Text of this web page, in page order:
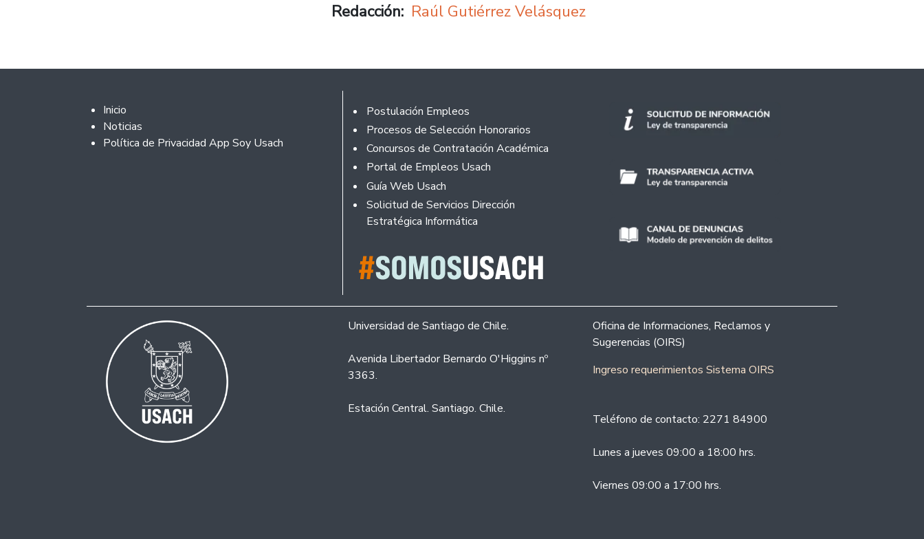
Redacción Raúl Gutiérrez Velásquez
Footer 2
Inicio
Noticias
Política de Privacidad App Soy Usach
Footer
Postulación Empleos
Procesos de Selección Honorarios
Concursos de Contratación Académica
Portal de Empleos Usach
Guía Web Usach
Solicitud de Servicios Dirección
Estratégica Informática
Universidad de Santiago de Chile.
Avenida Libertador Bernardo O'Higgins nº
3363.
Estación Central. Santiago. Chile.
Oficina de Informaciones, Reclamos y
Sugerencias (OIRS)
Ingreso requerimientos Sistema OIRS
Teléfono de contacto: 2271 84900
Lunes a jueves 09:00 a 18:00 hrs.
Viernes 09:00 a 17:00 hrs.